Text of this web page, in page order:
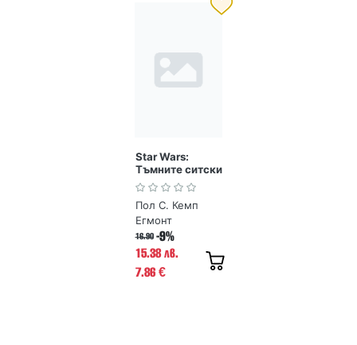
Star Wars:
Тъмните ситски
лордове
Пол С. Кемп
Егмонт
16.90 -9%
15.38 лв.
7.86 €